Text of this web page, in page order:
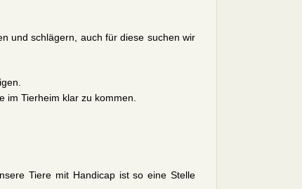
und schlägern, auch für diese suchen wir
im Tierheim klar zu kommen.
Tiere mit Handicap ist so eine Stelle